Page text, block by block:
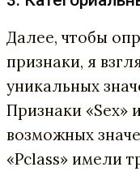
Далее, чтобы
признаки, я
уникальных
Признаки «Sex»
возможных
«Pclass» имели